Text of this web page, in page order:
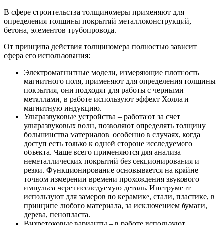
В сфере строительства толщиномеры применяют для
определения толщины покрытий металлоконструкций,
бетона, элементов трубопровода.
От принципа действия толщиномера полностью зависит
сфера его использования:
Электромагнитные модели, измеряющие плотность
магнитного поля, применяют для определения толщины
покрытия, они подходят для работы с черными
металлами, в работе используют эффект Холла и
магнитную индукцию.
Ультразвуковые устройства – работают за счет
ультразвуковых волн, позволяют определять толщину
большинства материалов, особенно в случаях, когда
доступ есть только к одной стороне исследуемого
объекта. Чаще всего применяются для анализа
неметаллических покрытий без секционирования и
резки. Функционирование основывается на крайне
точном измерении времени прохождения звукового
импульса через исследуемую деталь. Инструмент
используют для замеров по керамике, стали, пластике, в
принципе любого материала, за исключением бумаги,
дерева, пенопласта.
Вихретоковые варианты – в работе используют